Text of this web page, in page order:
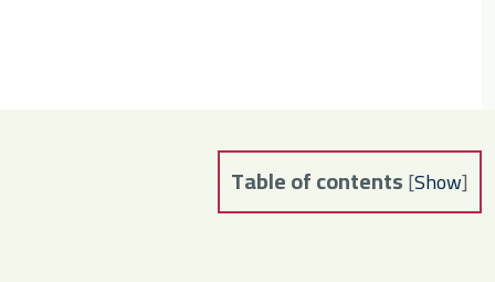
Table of contents[Show]